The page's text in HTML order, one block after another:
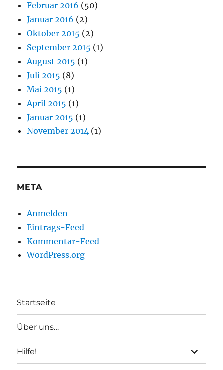
Februar 2016 (50)
Januar 2016 (2)
Oktober 2015 (2)
September 2015 (1)
August 2015 (1)
Juli 2015 (8)
Mai 2015 (1)
April 2015 (1)
Januar 2015 (1)
November 2014 (1)
META
Anmelden
Eintrags-Feed
Kommentar-Feed
WordPress.org
Startseite
Über uns…
Hilfe!
anzeigen